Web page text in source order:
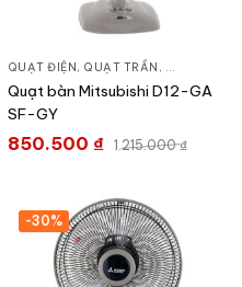
QUẠT ĐIỆN, QUẠT TRẦN , QUẠT BÀN
Quạt bàn Mitsubishi D12-GA
SF-GY
850.500 ₫ 1.215.000₫
-30%